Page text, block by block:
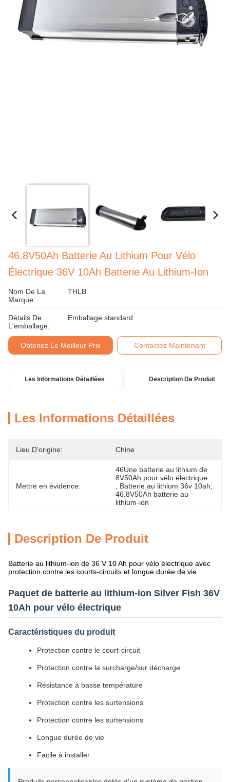
46.8V50Ah Batterie Au Lithium Pour Vélo
Électrique 36V 10Ah Batterie Au Lithium-Ion
Nom De La
Marque:
THLB
Détails De
L'emballage:
Emballage standard
Obtenez Le Meilleur Prix Contactez Maintenant
Les Informations Détaillées Description De Produit
Les Informations Détaillées
Lieu D'origine: Chine
Mettre en évidence:
46Une batterie au lithium de
8V50Ah pour vélo électrique
Batterie au lithium 36v 10ah
46.8V50Ah batterie au
lithium-ion
Description De Produit
Batterie au lithium-ion de 36 V 10 Ah pour vélo électrique avec
protection contre les courts-circuits et longue durée de vie
Paquet de batterie au lithium-ion Silver Fish 36V
10Ah pour vélo électrique
Caractéristiques du produit
Protection contre le court-circuit
Protection contre la surcharge/sur décharge
Résistance à basse température
Protection contre les surtensions
Protection contre les surtensions
Longue durée de vie
Facile à installer